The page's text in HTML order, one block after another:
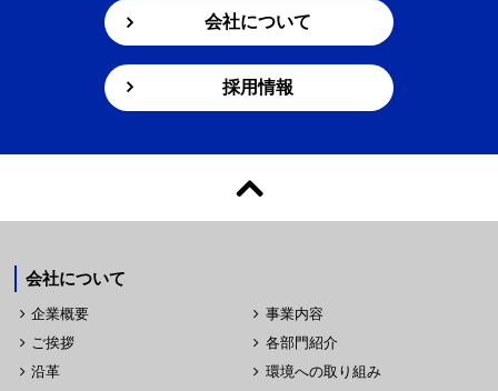
会社について
採用情報
会社について
企業概要
ご挨拶
沿革
事業内容
各部門紹介
環境への取り組み